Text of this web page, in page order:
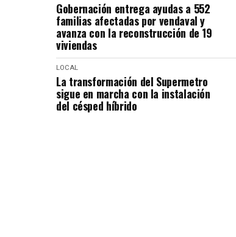
Gobernación entrega ayudas a 552
familias afectadas por vendaval y
avanza con la reconstrucción de 19
viviendas
LOCAL
La transformación del Supermetro
sigue en marcha con la instalación
del césped híbrido